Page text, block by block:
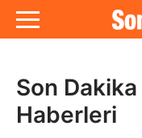
Son
Haberleri